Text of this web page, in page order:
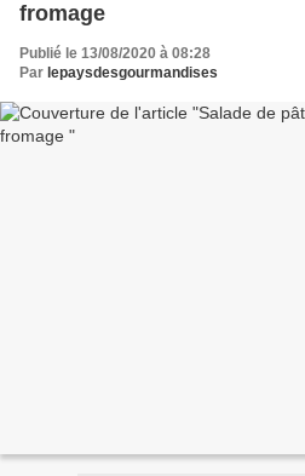
fromage
Publié le 13/08/2020 à 08:28
Par lepaysdesgourmandises